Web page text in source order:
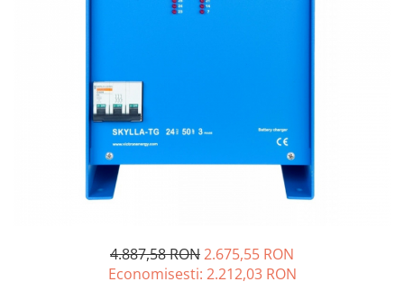
Sisteme prindere panouri
Invertoare Hibrid
Controlere solare
4.887,58 RON2.675,55 RON
Economisesti: 2.212,03 RON